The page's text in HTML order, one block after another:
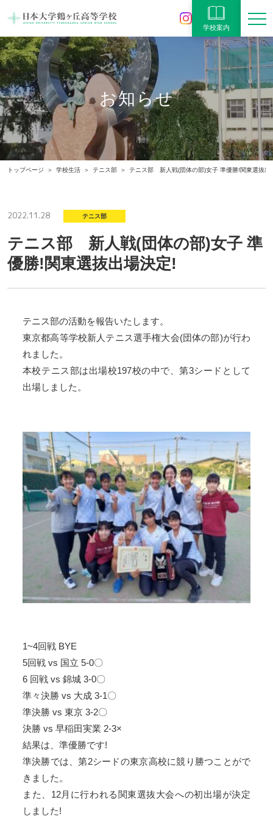
学校案内
お知らせ
トップページ 学校生活 テニス部 テニス部 新人戦(団体の部)女子 準優勝!関東選抜出
2022.11.28 テニス部
テニス部 新人戦(団体の部)女子 準
優勝!関東選抜出場決定!
テニス部の活動を報告いたします。
東京都高等学校新人テニス選手権大会(団体の部)が行わ
れました。
本校テニス部は出場校197校の中で、第3シードとして
出場しました。
1~4回戦 BYE
5回戦 vs 国立 5-0〇
6 回戦 vs 錦城 3-0〇
準々決勝 vs 大成 3-1〇
準決勝 vs 東京 3-2〇
決勝 vs 早稲田実業 2-3×
結果は、準優勝です!
準決勝では、第2シードの東京高校に競り勝つことがで
きました。
また、12月に行われる関東選抜大会への初出場が決定
しました!